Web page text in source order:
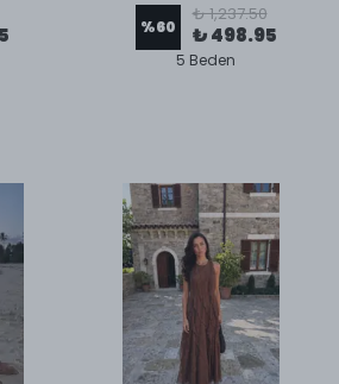
%60
₺ 1,237.50
₺ 498.95
5 Beden